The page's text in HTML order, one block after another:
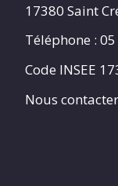
17380 Saint
Téléphone :
Code INSEE
Nous contacter